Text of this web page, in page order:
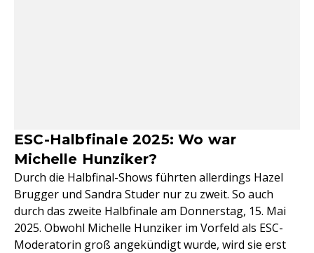
ESC-Halbfinale 2025: Wo war
Michelle Hunziker?
Durch die Halbfinal-Shows führten allerdings Hazel
Brugger und Sandra Studer nur zu zweit. So auch
durch das zweite Halbfinale am Donnerstag, 15. Mai
2025. Obwohl Michelle Hunziker im Vorfeld als ESC-
Moderatorin groß angekündigt wurde, wird sie erst